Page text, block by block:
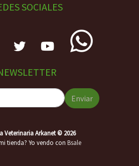
SOCIALES
Enviar
Veterinaria Arkanet © 2026
tienda? Yo vendo con Bsale